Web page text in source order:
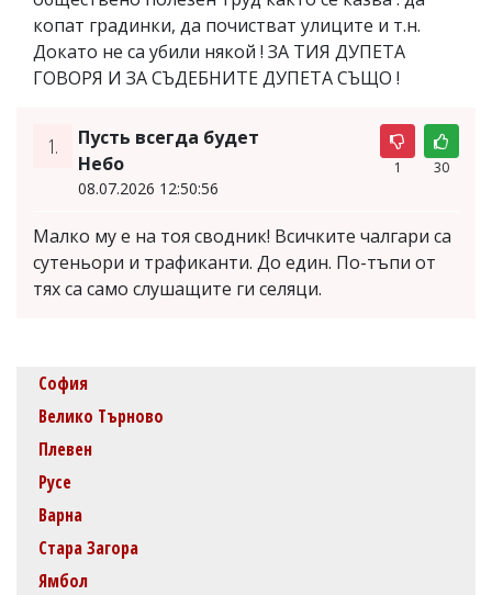
копат градинки, да почистват улиците и т.н.
Докато не са убили някой ! ЗА ТИЯ ДУПЕТА
ГОВОРЯ И ЗА СЪДЕБНИТЕ ДУПЕТА СЪЩО !
1.
Пусть всегда будет
Небо
08.07.2026 12:50:56
1 30
Малко му е на тоя сводник! Всичките чалгари са
сутеньори и трафиканти. До един. По-тъпи от
тях са само слушащите ги селяци.
София
Велико Търново
Плевен
Русе
Варна
Стара Загора
Ямбол